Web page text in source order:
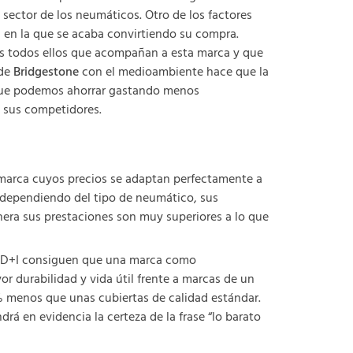
de los neumáticos. Otro de los factores
la que se acaba convirtiendo su compra.
ellos que acompañan a esta marca y que
Bridgestonecon el medioambiente hace que la
podemos ahorrar gastando menos
competidores.
cuyos precios se adaptan perfectamente a
del tipo de neumático, sus
sus prestaciones son muy superiores a lo que
consiguen que una marca como
durabilidad y vida útil frente a marcas de un
que unas cubiertas de calidad estándar.
en evidencia la certeza de la frase “lo barato